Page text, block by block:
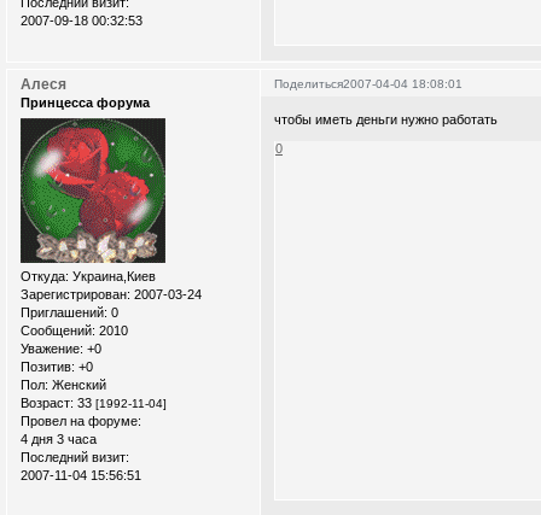
2007-09-18 00:32:53
Поделиться2007-04-04 18:08:01
Алеся
Принцесса форума
Откуда: Украина,Киев
Зарегистрирован: 2007-03-24
Приглашений: 0
Сообщений: 2010
Уважение: +0
Позитив: +0
Пол: Женский
Возраст: 33 [1992-11-04]
Провел на форуме:
4 дня 3 часа
Последний визит:
2007-11-04 15:56:51
чтобы иметь деньги нужно работать
0